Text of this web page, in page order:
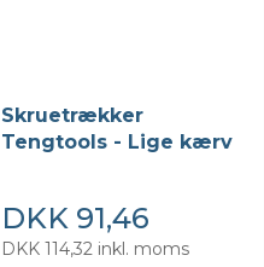
Skruetrækker
Tengtools - Lige kærv
DKK 91,46
DKK 114,32 inkl. moms